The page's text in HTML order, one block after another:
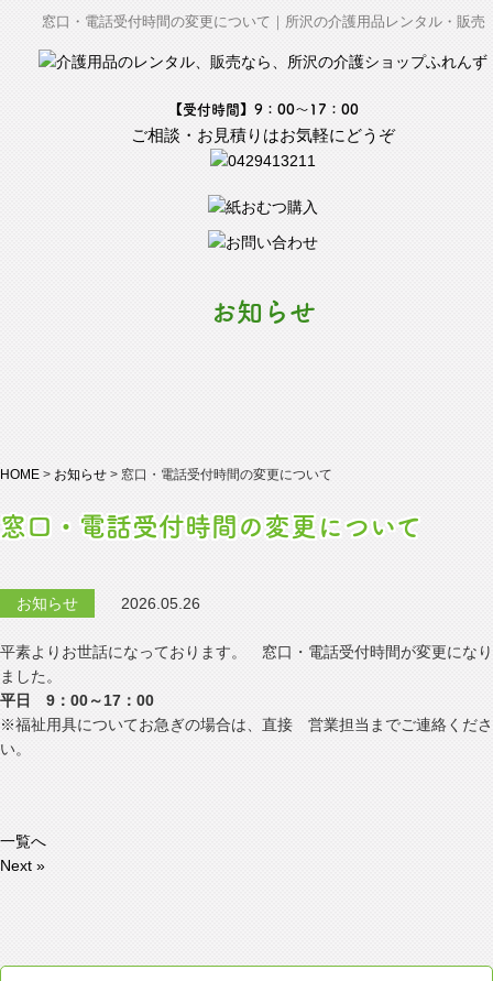
窓口・電話受付時間の変更について｜所沢の介護用品レンタル・販売
【受付時間】9：00～17：00
ご相談・お見積りはお気軽にどうぞ
お知らせ
HOME > お知らせ > 窓口・電話受付時間の変更について
窓口・電話受付時間の変更について
お知らせ 2026.05.26
平素よりお世話になっております。 窓口・電話受付時間が変更になり
ました。
平日 9：00～17：00
※福祉用具についてお急ぎの場合は、直接 営業担当までご連絡くださ
い。
一覧へ
Next »